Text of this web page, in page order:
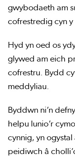
gwybodaeth am
cofrestredig cyn y
Hyd yn oed os
glywed am eich
cofrestru. Bydd
meddyliau.
Byddwn ni’n
helpu lunio’r
cynnig, yn
peidiwch â